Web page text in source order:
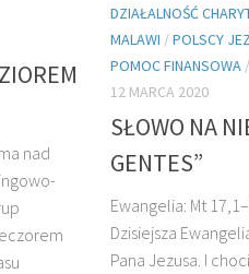
nad
DZIAŁALNOŚĆ
MALAWI /POLSCY
POMOC FINANSOWA /
12 MARCA 2020
SŁOWO NA
GENTES”
Ewangelia: Mt
Dzisiejsza
Pana Jezusa. I